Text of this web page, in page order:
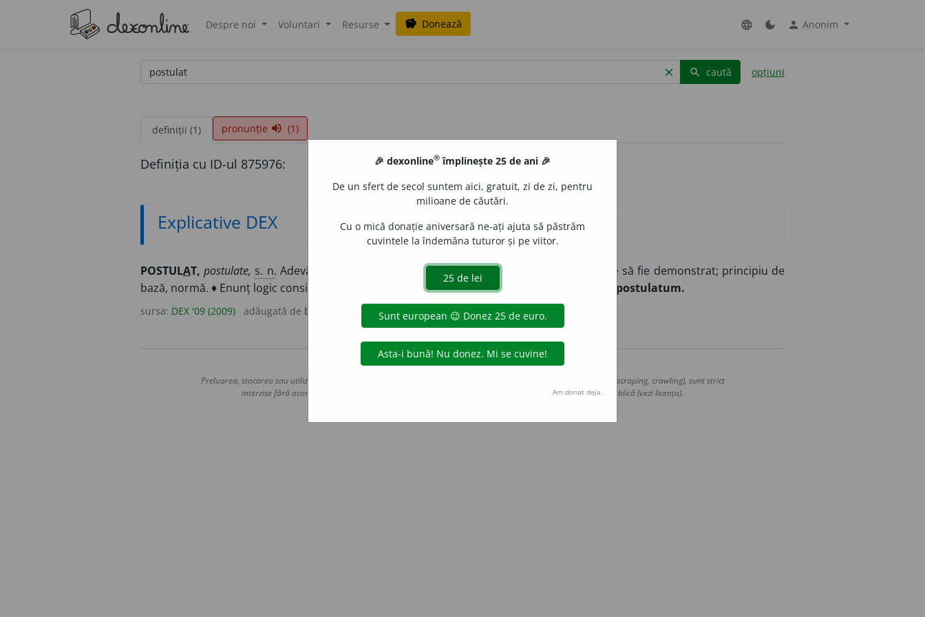
Despre noi Voluntari Resurse savings Donează language dark_mode person Anonim
clear search caută opțiuni
definiții (1) pronunție volume_up (1)
Definiția cu ID-ul 875976:
Explicative DEX
POSTULAT, postulate, s. n. Adevăr fundamental care apare ca evident și care nu are nevoie să fie demonstrat; principiu de
bază, normă. ♦ Enunț logic considerat primul într-un sistem deductiv. – Din
postulatum.
sursa: DEX '09 (2009) adăugată de blaurb. acțiuni
Copyright © 2004-2026 dexonline (https://dexonline.ro)
Preluarea, stocarea sau utilizarea datelor de pe acest site, inclusiv prin orice metode de extragere automată (web scraping, crawling), sunt strict
interzise fără acordul nostru prealabil scris, cu excepția seturilor de date oferite oficial spre utilizare publică (vezi licența).
🎉 dexonline® împlinește 25 de ani 🎉
De un sfert de secol suntem aici, gratuit, zi de zi, pentru
milioane de căutări.
Cu o mică donație aniversară ne-ați ajuta să păstrăm
cuvintele la îndemâna tuturor și pe viitor.
Am donat deja.